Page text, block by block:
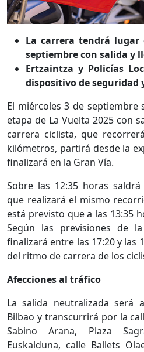
La carrera tendrá lugar
septiembre con salida y
Ertzaintza y Policías
dispositivo de seguridad
El miércoles 3 de septiembre
etapa de La Vuelta 2025 con
carrera ciclista, que
kilómetros, partirá desde la
finalizará en la Gran Vía.
Sobre las 12:35 horas
que realizará el mismo
está previsto que a las 13:35
Según las previsiones de
finalizará entre las 17:20 y las
del ritmo de carrera de los
Afecciones al tráfico
La salida neutralizada será
Bilbao y transcurrirá por la
Sabino Arana, Plaza
Euskalduna, calle Ballets